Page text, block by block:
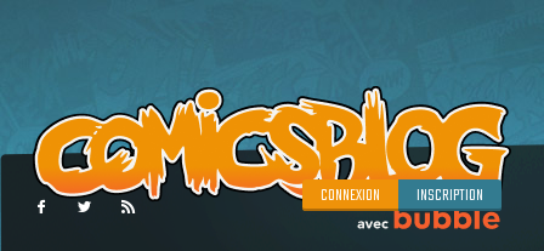
CONNEXION INSCRIPTION